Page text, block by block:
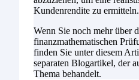
Kundenrendite zu ermitteln.
Wenn Sie noch mehr über
finanzmathematischen
finden Sie unter diesem
separaten Blogartikel, der
Thema behandelt.